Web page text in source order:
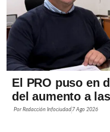
El PRO puso en
del aumento a
PorRedacción Infociudad 7 Ago 2026